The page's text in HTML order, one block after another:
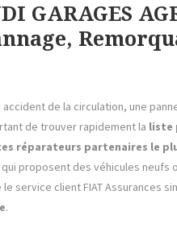
GARAGES
de la circulation, une
de trouver rapidement la liste
réparateurs partenaires le
qui proposent des véhicules neufs
service client FIAT Assurances
.